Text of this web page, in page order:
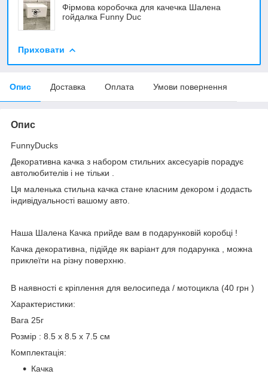
Фірмова коробочка для качечка Шалена
гойдалка Funny Duc
Приховати
Опис Доставка Оплата Умови повернення
Опис
FunnyDucks
Декоративна качка з набором стильних аксесуарів порадує
автолюбителів і не тільки .
Ця маленька стильна качка стане класним декором і додасть
індивідуальності вашому авто.
Наша Шалена Качка прийде вам в подарунковій коробці !
Качка декоративна, підійде як варіант для подарунка , можна
приклеїти на різну поверхню.
В наявності є кріплення для велосипеда / мотоцикла (40 грн )
Характеристики:
Вага 25г
Розмір : 8.5 x 8.5 x 7.5 см
Комплектація:
Качка